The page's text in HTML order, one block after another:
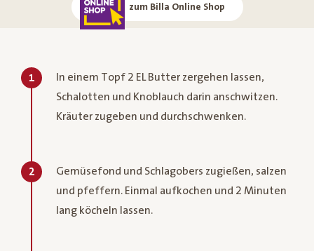
zum Billa Online Shop
1
In einem Topf 2 EL Butter zergehen lassen,
Schalotten und Knoblauch darin anschwitzen.
Kräuter zugeben und durchschwenken.
2
Gemüsefond und Schlagobers zugießen, salzen
und pfeffern. Einmal aufkochen und 2 Minuten
lang köcheln lassen.